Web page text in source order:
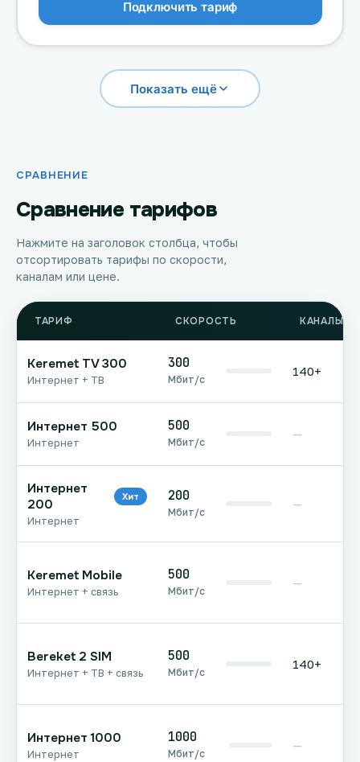
Подключить тариф
Показать ещё
СРАВНЕНИЕ
Сравнение тарифов
Нажмите на заголовок столбца, чтобы
отсортировать тарифы по скорости,
каналам или цене.
ТАРИФ СКОРОСТЬ КАНАЛЫ
Keremet TV 300
Интернет + ТВ
300
Мбит/с
140+
Интернет 500
Интернет
500
Мбит/с
—
Интернет
200
Хит
Интернет
200
Мбит/с
—
Keremet Mobile
Интернет + связь
500
Мбит/с
—
Bereket 2 SIM
Интернет + ТВ + связь
500
Мбит/с
140+
Интернет 1000
Интернет
1000
Мбит/с
—